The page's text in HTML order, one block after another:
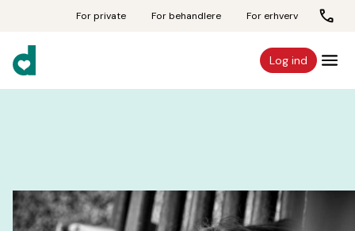
For private For behandlere For erhverv
Log ind